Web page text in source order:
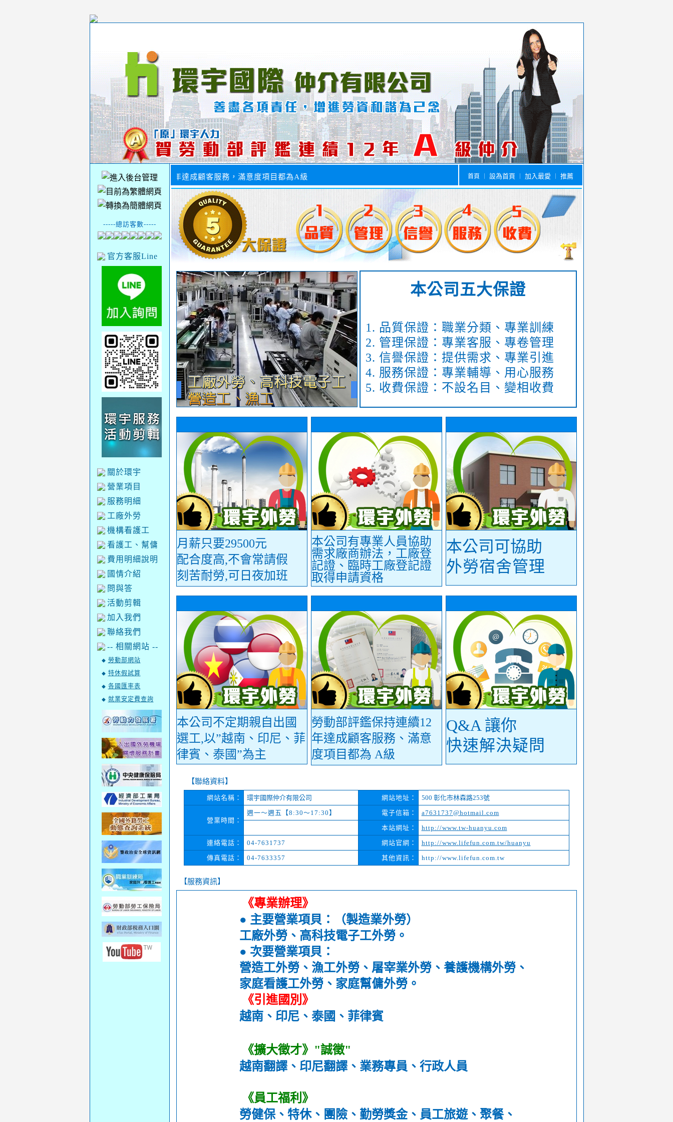
-----總訪客數-----
官方客服Line
關於環宇
營業項目
服務明細
工廠外勞
機構看護工
看護工、幫傭
費用明細說明
國情介紹
問與答
活動剪輯
加入我們
聯絡我們
-- 相關網站 --
◆ 勞動部網站
◆ 特休假試算
◆ 各國匯率表
◆ 就業安定費查詢
連續 12 年達成顧客服務，滿意度項目都為A級 首頁 設為首頁 加入最愛 推薦
本公司五大保證
1. 品質保證：職業分類、專業訓練
2. 管理保證：專業客服、專卷管理
3. 信譽保證：提供需求、專業引進
4. 服務保證：專業輔導、用心服務
5. 收費保證：不設名目、變相收費
月薪只要29500元
配合度高,不會常請假
刻苦耐勞,可日夜加班
本公司有專業人員協助
需求廠商辦法，工廠登
記證、臨時工廠登記證
取得申請資格
本公司可協助
外勞宿舍管理
本公司不定期親自出國
選工,以”越南、印尼、菲
律賓、泰國”為主
勞動部評鑑保持連續12
年達成顧客服務、滿意
度項目都為 A級
Q&A 讓你
快速解決疑問
【聯絡資料】
網站名稱： 環宇國際仲介有限公司 網站地址： 500 彰化市林森路253號
營業時間：
週一～週五【8:30～17:30】 電子信箱：
a7631737@hotmail.com
本站網址：
http://www.tw-huanyu.com
連絡電話：
04-7631737 網站官網：
http://www.lifefun.com.tw/huanyu
傳真電話：
04-7633357 其他資訊： http://www.lifefun.com.tw
【服務資訊】
《專業辦理》
● 主要營業項貝：（製造業外勞）
工廠外勞、高科技電子工外勞。
● 次要營業項貝：
營造工外勞、漁工外勞、屠宰業外勞、養護機構外勞、
家庭看護工外勞、家庭幫傭外勞。
《引進國別》
越南、印尼、泰國、菲律賓
《擴大徵才》"誠徵"
越南翻譯、印尼翻譯、業務專員、行政人員
《員工福利》
勞健保、特休、團險、勤勞獎金、員工旅遊、聚餐、